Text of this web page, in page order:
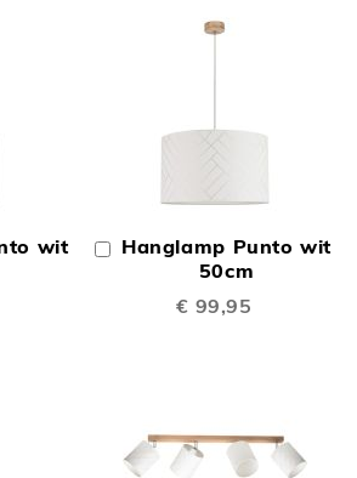
wit
Hanglamp Punto wit
50cm
€ 99,95
In
Winkelwagen